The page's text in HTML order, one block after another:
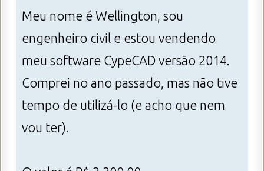
Meu nome é Wellington, sou
engenheiro civil e estou vendendo
meu software CypeCAD versão 2014.
Comprei no ano passado, mas não tive
tempo de utilizá-lo (e acho que nem
vou ter).